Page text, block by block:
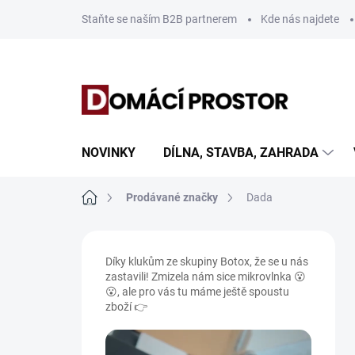
Staňte se naším B2B partnerem Kde nás najdete
NOVINKY DÍLNA, STAVBA, ZAHRADA
Domů Prodávané značky Dada
Díky klukům ze skupiny Botox, že se u nás
zastavili! Zmizela nám sice mikrovlnka 😮
😮, ale pro vás tu máme ještě spoustu
zboží 👉